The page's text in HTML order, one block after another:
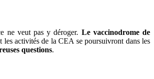
ne veut pas y déroger. Le vaccinodrome de
activités de la CEA se poursuivront dans les
questions.